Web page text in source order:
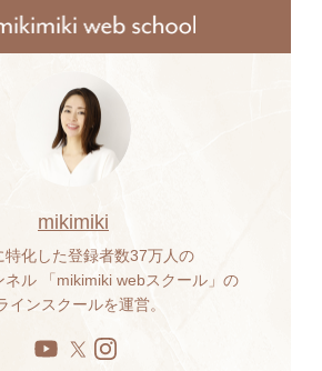
mikimiki
特化した登録者数37万人の
ネル 「mikimiki webスクール」の
インスクールを運営。